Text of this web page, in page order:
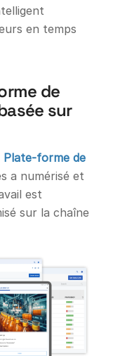
en temps
de
sur
Plate-forme de
a numérisé et
est
sur la chaîne